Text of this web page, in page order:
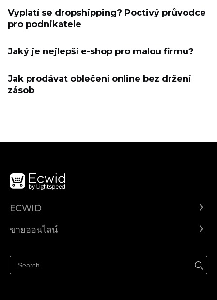
Vyplatí se dropshipping? Poctivý průvodce
pro podnikatele
Jaký je nejlepší e-shop pro malou firmu?
Jak prodávat oblečení online bez držení
zásob
ECWID
ราคา
ขายออนไลน์
ขายบนเฟสบุ๊ค